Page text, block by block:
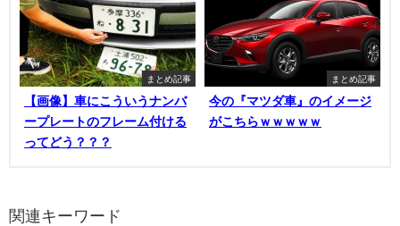
まとめ記事
【画像】車にこういうナンバ
ープレートのフレーム付ける
ってどう？？？
まとめ記事
今の『マツダ車』のイメージ
がこちらｗｗｗｗｗ
関連キーワード